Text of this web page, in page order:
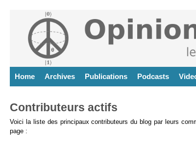
Home Archives Publications Podcasts
Contributeurs actifs
Voici la liste des principaux contributeurs du blog par leurs
page :